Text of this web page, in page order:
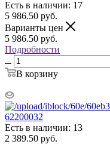
Есть в наличии: 17
5 986.50 руб.
Варианты цен
5 986.50 руб.
Подробности
В корзину
62200032
Есть в наличии: 13
2 389.50 руб.